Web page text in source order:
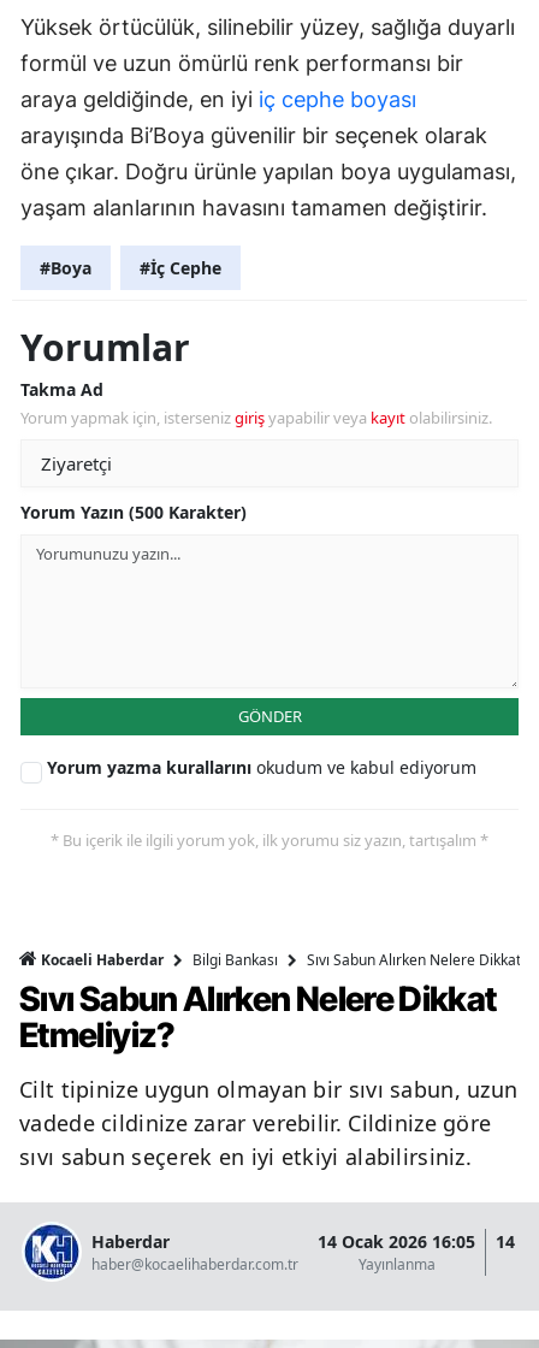
Yüksek örtücülük, silinebilir yüzey, sağlığa duyarlı
formül ve uzun ömürlü renk performansı bir
araya geldiğinde, en iyi iç cephe boyası
arayışında Bi’Boya güvenilir bir seçenek olarak
öne çıkar. Doğru ürünle yapılan boya uygulaması,
yaşam alanlarının havasını tamamen değiştirir.
#Boya #İç Cephe
Yorumlar
Takma Ad
Yorum yapmak için, istersenizgirişyapabilir veya kayıt olabilirsiniz.
Yorum Yazın (500 Karakter)
GÖNDER
Yorum yazma kurallarını okudum ve kabul ediyorum
* Bu içerik ile ilgili yorum yok, ilk yorumu siz yazın, tartışalım *
Kocaeli Haberdar Bilgi Bankası Sıvı Sabun Alırken Nelere Dikkat
Sıvı Sabun Alırken Nelere Dikkat
Etmeliyiz?
Cilt tipinize uygun olmayan bir sıvı sabun, uzun
vadede cildinize zarar verebilir. Cildinize göre
sıvı sabun seçerek en iyi etkiyi alabilirsiniz.
Haberdar
haber@kocaelihaberdar.com.tr
14 Ocak 2026 16:05
Yayınlanma
14